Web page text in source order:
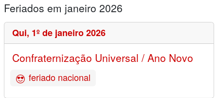
Feriados em janeiro 2026
Qui, 1º de janeiro 2026
Confraternização Universal / Ano Novo
feriado nacional